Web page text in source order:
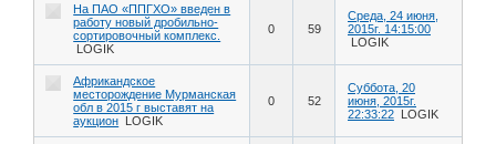
На ПАО «ППГХО» введен в
работу новый дробильно-
сортировочный комплекс.
LOGIK
0 59
Среда, 24 июня,
2015г. 14:15:00
LOGIK
Африкандское
месторождение Мурманская
обл в 2015 г выставят на
аукцион LOGIK
0 52
Суббота, 20
июня, 2015г.
22:33:22 LOGIK